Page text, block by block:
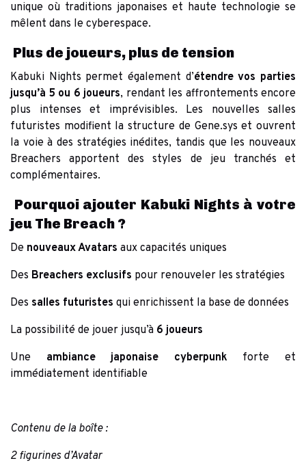
unique où traditions japonaises et haute technologie se
mêlent dans le cyberespace.
Plus de joueurs, plus de tension
Kabuki Nights permet également d’étendre vos parties
jusqu’à 5 ou 6 joueurs, rendant les affrontements encore
plus intenses et imprévisibles. Les nouvelles salles
futuristes modifient la structure de Gene.sys et ouvrent
la voie à des stratégies inédites, tandis que les nouveaux
Breachers apportent des styles de jeu tranchés et
complémentaires.
Pourquoi ajouter Kabuki Nights à votre
jeu The Breach ?
De nouveaux Avatars aux capacités uniques
Des Breachers exclusifs pour renouveler les stratégies
Des salles futuristes qui enrichissent la base de données
La possibilité de jouer jusqu’à 6 joueurs
Une ambiance japonaise cyberpunk forte et
immédiatement identifiable
Contenu de la boîte :
2 figurines d’Avatar